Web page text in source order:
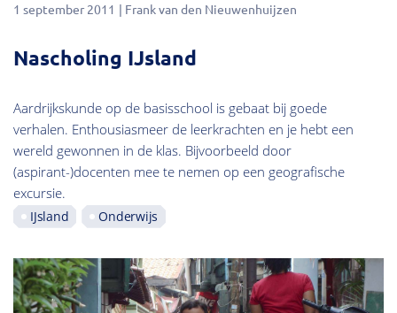
1 september 2011 Frank van den Nieuwenhuijzen
Nascholing IJsland
Aardrijkskunde op de basisschool is gebaat bij goede
verhalen. Enthousiasmeer de leerkrachten en je hebt een
wereld gewonnen in de klas. Bijvoorbeeld door
(aspirant-)docenten mee te nemen op een geografische
excursie.
IJsland Onderwijs